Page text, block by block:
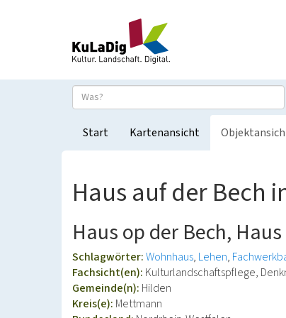
Start Kartenansicht
Haus auf der Bech
Haus op der Bech,
Schlagwörter:Wohnhaus Lehen
Fachsicht(en): Kulturlandschaftspflege,
Gemeinde(n): Hilden
Kreis(e): Mettmann